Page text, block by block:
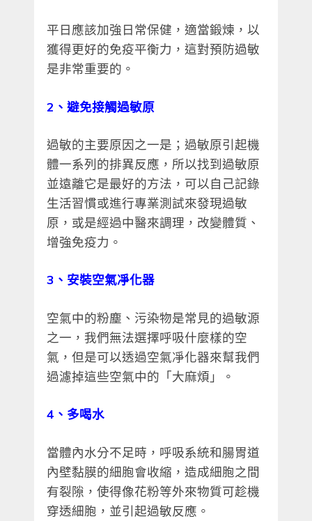
平日應該加強日常保健，適當鍛煉，以
獲得更好的免疫平衡力，這對預防過敏
是非常重要的。
2、避免接觸過敏原
過敏的主要原因之一是；過敏原引起機
體一系列的排異反應，所以找到過敏原
並遠離它是最好的方法，可以自己記錄
生活習慣或進行專業測試來發現過敏
原，或是經過中醫來調理，改變體質、
增強免疫力。
3、安裝空氣凈化器
空氣中的粉塵、污染物是常見的過敏源
之一，我們無法選擇呼吸什麼樣的空
氣，但是可以透過空氣凈化器來幫我們
過濾掉這些空氣中的「大麻煩」。
4、多喝水
當體內水分不足時，呼吸系統和腸胃道
內壁黏膜的細胞會收縮，造成細胞之間
有裂隙，使得像花粉等外來物質可趁機
穿透細胞，並引起過敏反應。